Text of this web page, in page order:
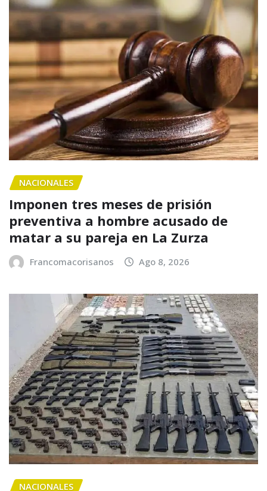
NACIONALES
Imponen tres meses de prisión
preventiva a hombre acusado de
matar a su pareja en La Zurza
Francomacorisanos Ago 8, 2026
NACIONALES